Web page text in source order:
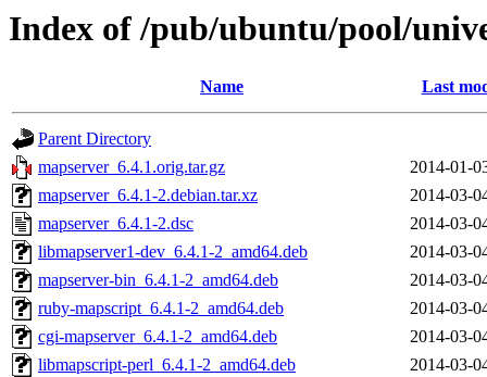
Index of /pub/ubuntu/pool/
Name Last
Parent Directory
mapserver_6.4.1.orig.tar.gz
2014-01-
mapserver_6.4.1-2.debian.tar.xz
2014-03-
mapserver_6.4.1-2.dsc
2014-03-
libmapserver1-dev_6.4.1-2_amd64.deb
2014-03-
mapserver-bin_6.4.1-2_amd64.deb
2014-03-
ruby-mapscript_6.4.1-2_amd64.deb
2014-03-
cgi-mapserver_6.4.1-2_amd64.deb
2014-03-
libmapscript-perl_6.4.1-2_amd64.deb
2014-03-